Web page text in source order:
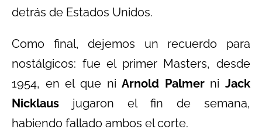
detrás de Estados Unidos.
Como final, dejemos un recuerdo para
nostálgicos: fue el primer Masters, desde
1954, en el que niArnold Palmerni Jack
Nicklaus jugaron el fin de semana,
habiendo fallado ambos el corte.